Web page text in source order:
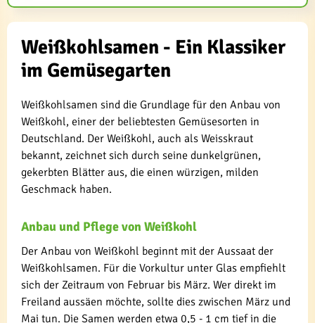
Weißkohlsamen - Ein Klassiker
im Gemüsegarten
Weißkohlsamen sind die Grundlage für den Anbau von
Weißkohl, einer der beliebtesten Gemüsesorten in
Deutschland. Der Weißkohl, auch als Weisskraut
bekannt, zeichnet sich durch seine dunkelgrünen,
gekerbten Blätter aus, die einen würzigen, milden
Geschmack haben.
Anbau und Pflege von Weißkohl
Der Anbau von Weißkohl beginnt mit der Aussaat der
Weißkohlsamen. Für die Vorkultur unter Glas empfiehlt
sich der Zeitraum von Februar bis März. Wer direkt im
Freiland aussäen möchte, sollte dies zwischen März und
Mai tun. Die Samen werden etwa 0,5 - 1 cm tief in die